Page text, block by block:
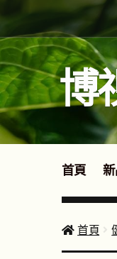
跳
至
導
覽
列
跳
至
主
要
內
容
博
首頁
首頁